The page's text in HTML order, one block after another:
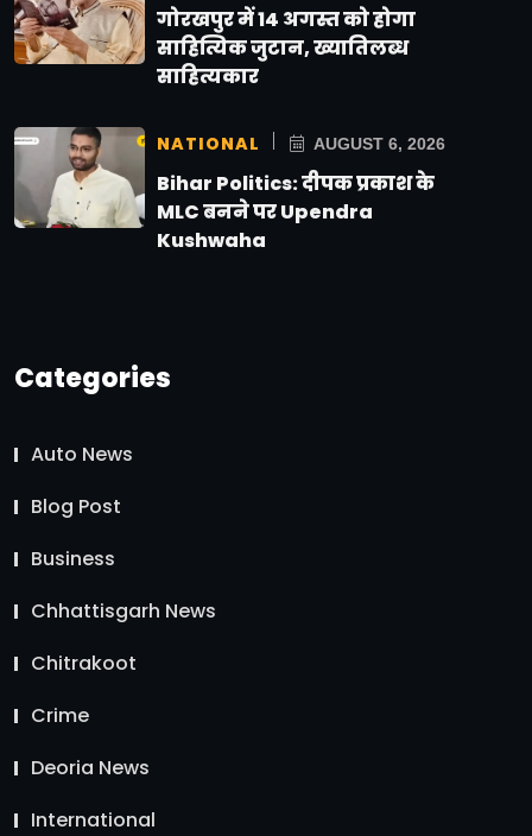
गोरखपुर में 14 अगस्त को होगा
साहित्यिक जुटान, ख्यातिलब्ध
साहित्यकार
NATIONAL AUGUST 6, 2026
Bihar Politics: दीपक प्रकाश के
MLC बनने पर Upendra
Kushwaha
Categories
Auto News
Blog Post
Business
Chhattisgarh News
Chitrakoot
Crime
Deoria News
International